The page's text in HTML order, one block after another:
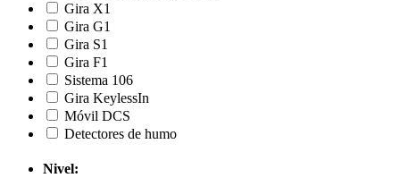
Gira X1
Gira G1
Gira S1
Gira F1
Sistema 106
Gira KeylessIn
Móvil DCS
Detectores de humo
Nivel: